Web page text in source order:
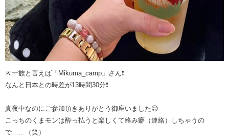
Ｋ一族と言えば「Mikuma_camp」さん❗️
なんと日本との時差が13時間30分❗️
真夜中なのにご参加頂きありがとう御座いました😊
こっちのくまモンは酔っ払うと楽しくて絡み癖（連絡）しちゃうの
で……（笑）